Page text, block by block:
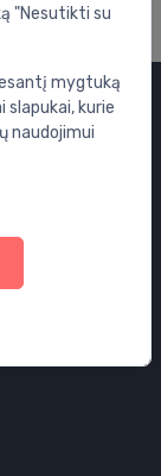
"Nesutikti su
mygtuką
slapukai, kurie
naudojimui